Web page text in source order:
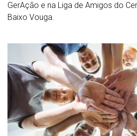
GerAção e na Liga de Amigos do
Baixo Vouga.